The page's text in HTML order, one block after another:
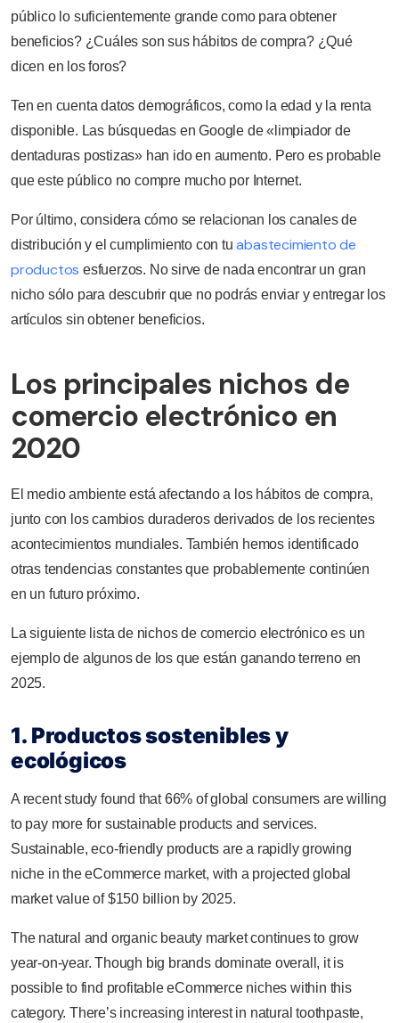
público lo suficientemente grande como para obtener
beneficios? ¿Cuáles son sus hábitos de compra? ¿Qué
dicen en los foros?
Ten en cuenta datos demográficos, como la edad y la renta
disponible. Las búsquedas en Google de «limpiador de
dentaduras postizas» han ido en aumento. Pero es probable
que este público no compre mucho por Internet.
Por último, considera cómo se relacionan los canales de
distribución y el cumplimiento con tuabastecimiento de
productosesfuerzos. No sirve de nada encontrar un gran
nicho sólo para descubrir que no podrás enviar y entregar los
artículos sin obtener beneficios.
Los principales nichos de
comercio electrónico en
2020
El medio ambiente está afectando a los hábitos de compra,
junto con los cambios duraderos derivados de los recientes
acontecimientos mundiales. También hemos identificado
otras tendencias constantes que probablemente continúen
en un futuro próximo.
La siguiente lista de nichos de comercio electrónico es un
ejemplo de algunos de los que están ganando terreno en
2025.
1. Productos sostenibles y
ecológicos
A recent study found that 66% of global consumers are willing
to pay more for sustainable products and services.
Sustainable, eco-friendly products are a rapidly growing
niche in the eCommerce market, with a projected global
market value of $150 billion by 2025.
The natural and organic beauty market continues to grow
year-on-year. Though big brands dominate overall, it is
possible to find profitable eCommerce niches within this
category. There’s increasing interest in natural toothpaste,